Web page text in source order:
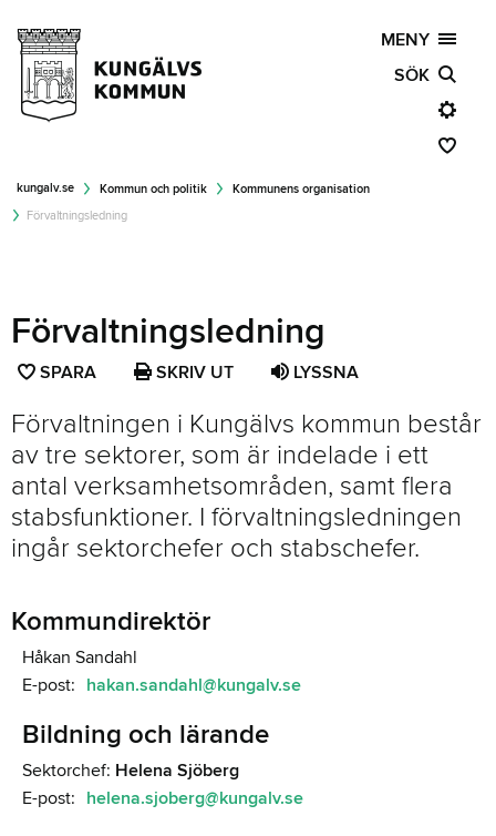
MENY
SÖK
kungalv.se Kommun och politik
Kommunens organisation
Förvaltningsledning
Förvaltningsledning
SPARA SPARA
SOM
FAVORIT
SKRIV UT LYSSNA
Förvaltningen i Kungälvs kommun består
av tre sektorer, som är indelade i ett
antal verksamhetsområden, samt flera
stabsfunktioner. I förvaltningsledningen
ingår sektorchefer och stabschefer.
Kommundirektör
Håkan Sandahl
E-post: hakan.sandahl@kungalv.se
Bildning och lärande
Sektorchef: Helena Sjöberg
E-post: helena.sjoberg@kungalv.se